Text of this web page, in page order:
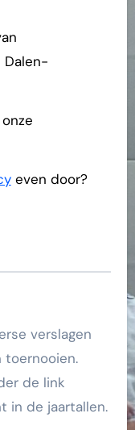
Dalen-
even door?
verslagen
toernooien.
de link
in de jaartallen.